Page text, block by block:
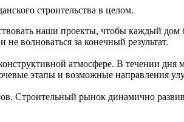
строительства в целом.
наши проекты, чтобы каждый дом
волноваться за конечный результат.
атмосфере. В течении дня
этапы и возможные направления
Строительный рынок динамично